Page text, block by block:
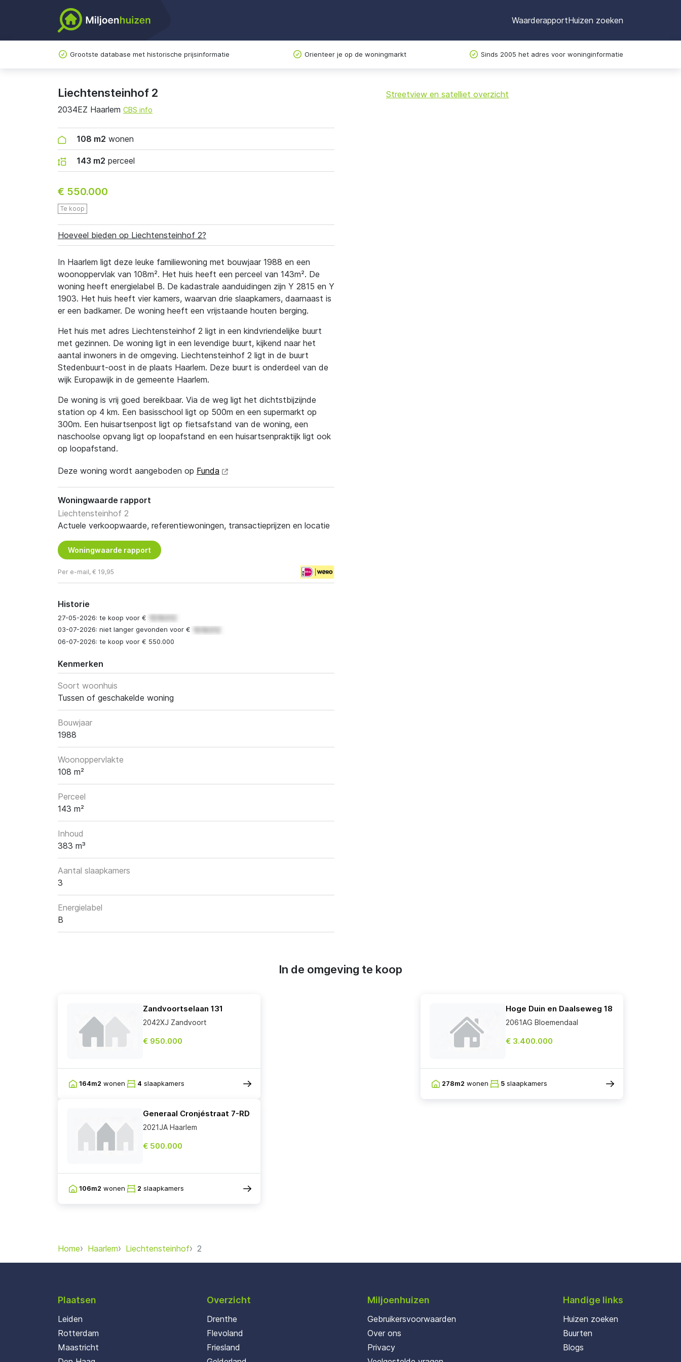
WaarderapportHuizen zoeken
Grootste database met historische prijsinformatie Orienteer je op de woningmarkt Sinds 2005 het adres voor woninginformatie
Liechtensteinhof 2
2034EZ Haarlem CBS info
108 m2 wonen
143 m2 perceel
€ 550.000
Te koop
Hoeveel bieden op Liechtensteinhof 2?
In Haarlem ligt deze leuke familiewoning met bouwjaar 1988 en een
woonoppervlak van 108m². Het huis heeft een perceel van 143m². De
woning heeft energielabel B. De kadastrale aanduidingen zijn Y 2815 en Y
1903. Het huis heeft vier kamers, waarvan drie slaapkamers, daarnaast is
er een badkamer. De woning heeft een vrijstaande houten berging.
Het huis met adres Liechtensteinhof 2 ligt in een kindvriendelijke buurt
met gezinnen. De woning ligt in een levendige buurt, kijkend naar het
aantal inwoners in de omgeving. Liechtensteinhof 2 ligt in de buurt
Stedenbuurt-oost in de plaats Haarlem. Deze buurt is onderdeel van de
wijk Europawijk in de gemeente Haarlem.
De woning is vrij goed bereikbaar. Via de weg ligt het dichtstbijzijnde
station op 4 km. Een basisschool ligt op 500m en een supermarkt op
300m. Een huisartsenpost ligt op fietsafstand van de woning, een
naschoolse opvang ligt op loopafstand en een huisartsenpraktijk ligt ook
op loopafstand.
Deze woning wordt aangeboden op Funda
Woningwaarde rapport
Liechtensteinhof 2
Actuele verkoopwaarde, referentiewoningen, transactieprijzen en locatie
Woningwaarde rapport
Per e-mail, € 19,95
Historie
27-05-2026: te koop voor €
03-07-2026: niet langer gevonden voor €
06-07-2026: te koop voor € 550.000
Kenmerken
Soort woonhuis
Tussen of geschakelde woning
Bouwjaar
1988
Woonoppervlakte
108 m²
Perceel
143 m²
Inhoud
383 m³
Aantal slaapkamers
3
Energielabel
B
+
Streetview en satelliet overzicht
In de omgeving te koop
Zandvoortselaan 131
2042XJ Zandvoort
€ 950.000
164m2 wonen 4 slaapkamers
Hoge Duin en Daalseweg 18
2061AG Bloemendaal
€ 3.400.000
278m2 wonen 5 slaapkamers
Generaal Cronjéstraat 7-RD
2021JA Haarlem
€ 500.000
106m2 wonen 2 slaapkamers
Home Haarlem Liechtensteinhof 2
Plaatsen
Leiden
Rotterdam
Maastricht
Overzicht
Drenthe
Flevoland
Friesland
Miljoenhuizen
Gebruikersvoorwaarden
Over ons
Privacy
Handige links
Huizen zoeken
Buurten
Blogs